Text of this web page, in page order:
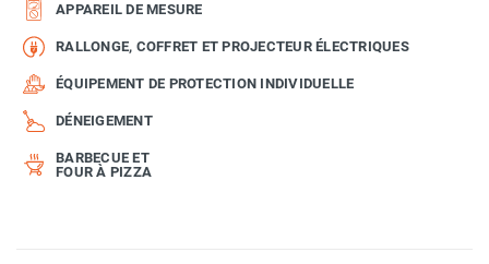
APPAREIL DE MESURE
RALLONGE, COFFRET ET PROJECTEUR ÉLECTRIQUES
ÉQUIPEMENT DE PROTECTION INDIVIDUELLE
DÉNEIGEMENT
BARBECUE ET
FOUR À PIZZA